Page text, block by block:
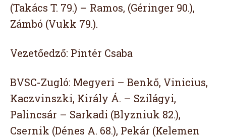
(Takács T. 79.) – Ramos, (Géringer 90.),
Zámbó (Vukk 79.).
Vezetőedző: Pintér Csaba
BVSC-Zugló: Megyeri – Benkő, Vinicius,
Kaczvinszki, Király Á. – Szilágyi,
Palincsár – Sarkadi (Blyzniuk 82.),
Csernik (Dénes A. 68.), Pekár (Kelemen